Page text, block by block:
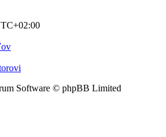
Software © phpBB Limited